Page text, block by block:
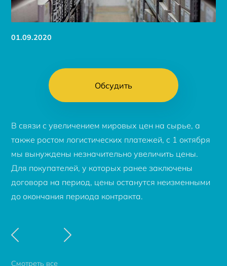
01.09.2020
Обсудить
В связи с увеличением мировых цен на сырье, а
также ростом логистических платежей, с 1 октября
мы вынуждены незначительно увеличить цены.
Для покупателей, у которых ранее заключены
договора на период, цены останутся неизменными
до окончания периода контракта.
Смотреть все